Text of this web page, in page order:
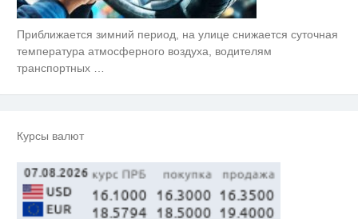
Приближается зимний период, на улице снижается суточная
температура атмосферного воздуха, водителям
транспортных …
Курсы валют